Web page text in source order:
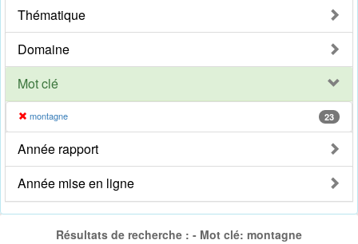
Thématique
Domaine
Mot clé
montagne 23
Année rapport
Année mise en ligne
Résultats de recherche : - Mot clé: montagne